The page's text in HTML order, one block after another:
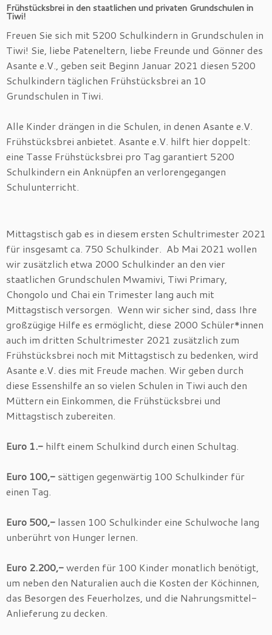
Frühstücksbrei in den staatlichen und privaten Grundschulen in
Tiwi!
Freuen Sie sich mit 5200 Schulkindern in Grundschulen in
Tiwi! Sie, liebe Pateneltern, liebe Freunde und Gönner des
Asante e.V., geben seit Beginn Januar 2021 diesen 5200
Schulkindern täglichen Frühstücksbrei an 10
Grundschulen in Tiwi.
Alle Kinder drängen in die Schulen, in denen Asante e.V.
Frühstücksbrei anbietet. Asante e.V. hilft hier doppelt:
eine Tasse Frühstücksbrei pro Tag garantiert 5200
Schulkindern ein Anknüpfen an verlorengegangen
Schulunterricht.
Mittagstisch gab es in diesem ersten Schultrimester 2021
für insgesamt ca. 750 Schulkinder. Ab Mai 2021 wollen
wir zusätzlich etwa 2000 Schulkinder an den vier
staatlichen Grundschulen Mwamivi, Tiwi Primary,
Chongolo und Chai ein Trimester lang auch mit
Mittagstisch versorgen. Wenn wir sicher sind, dass Ihre
großzügige Hilfe es ermöglicht, diese 2000 Schüler*innen
auch im dritten Schultrimester 2021 zusätzlich zum
Frühstücksbrei noch mit Mittagstisch zu bedenken, wird
Asante e.V. dies mit Freude machen. Wir geben durch
diese Essenshilfe an so vielen Schulen in Tiwi auch den
Müttern ein Einkommen, die Frühstücksbrei und
Mittagstisch zubereiten.
Euro 1.- hilft einem Schulkind durch einen Schultag.
Euro 100,- sättigen gegenwärtig 100 Schulkinder für
einen Tag.
Euro 500,- lassen 100 Schulkinder eine Schulwoche lang
unberührt von Hunger lernen.
Euro 2.200,-werden für 100 Kinder monatlich benötigt,
um neben den Naturalien auch die Kosten der Köchinnen,
das Besorgen des Feuerholzes, und die Nahrungsmittel-
Anlieferung zu decken.